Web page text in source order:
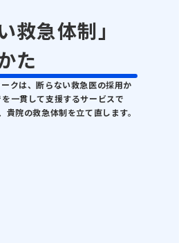
救急体制」
た
クは、断らない救急医の採用か
一貫して支援するサービスで
貴院の救急体制を立て直します。